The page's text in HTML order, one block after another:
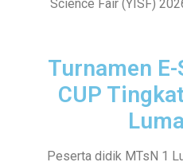
Science Fair (YISF)
Turnamen
CUP
Peserta didik MTsN 1